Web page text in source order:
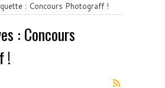
: Concours Photograff !
: Concours
!